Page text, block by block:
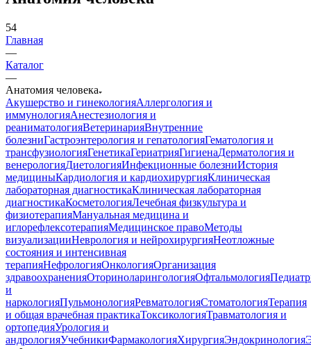
54
Главная
—
Каталог
—
Анатомия человека
Акушерство и гинекологияАллергология и
иммунологияАнестезиология и
реаниматологияВетеринарияВнутренние
болезниГастроэнтерология и гепатологияГематология и
трансфузиологияГенетикаГериатрияГигиенаДерматология и
венерологияДиетологияИнфекционные болезниИстория
медициныКардиология и кардиохирургияКлиническая
лабораторная диагностикаКлиническая лабораторная
диагностикаКосметологияЛечебная физкультура и
физиотерапияМануальная медицина и
иглорефлексотерапияМедицинское правоМетоды
визуализацииНеврология и нейрохирургияНеотложные
состояния и интенсивная
терапияНефрологияОнкологияОрганизация
здравоохраненияОториноларингологияОфтальмология
и
наркологияПульмонологияРевматологияСтоматологияТерапия
и общая врачебная практикаТоксикологияТравматология и
ортопедияУрология и
андрологияУчебникиФармакологияХирургияЭндокринология